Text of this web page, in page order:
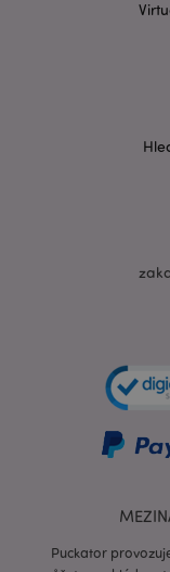
Puckator